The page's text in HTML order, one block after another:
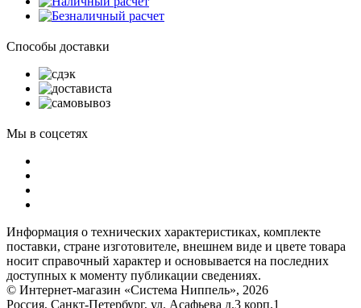
Способы доставки
Мы в соцсетях
Информация о технических характеристиках, комплекте
поставки, стране изготовителе, внешнем виде и цвете товара
носит справочный характер и основывается на последних
доступных к моменту публикации сведениях.
© Интернет-магазин «Система Ниппель», 2026
Россия, Санкт-Петербург, ул. Асафьева д.3 корп.1